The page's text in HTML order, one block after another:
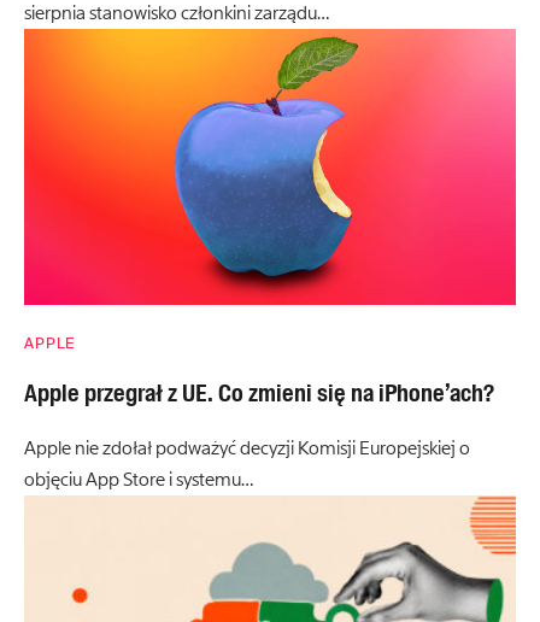
sierpnia stanowisko członkini zarządu…
APPLE
Apple przegrał z UE. Co zmieni się na iPhone’ach?
Apple nie zdołał podważyć decyzji Komisji Europejskiej o
objęciu App Store i systemu…